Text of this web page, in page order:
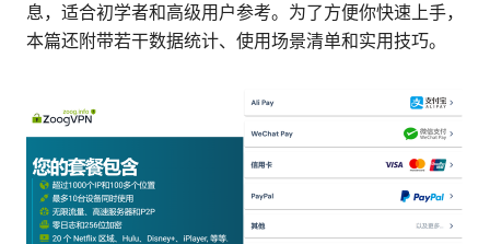
息，适合初学者和高级用户参考。为了方便你快速上手，
本篇还附带若干数据统计、使用场景清单和实用技巧。